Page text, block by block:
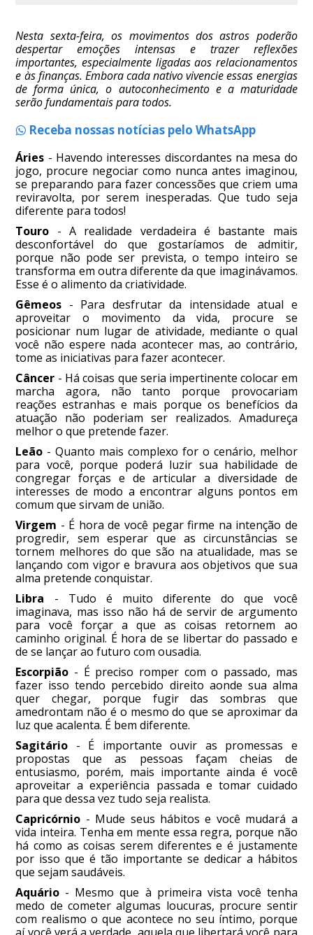
Nesta sexta-feira, os movimentos dos astros poderão
despertar emoções intensas e trazer reflexões
importantes, especialmente ligadas aos relacionamentos
e às finanças. Embora cada nativo vivencie essas energias
de forma única, o autoconhecimento e a maturidade
serão fundamentais para todos.
Receba nossas notícias pelo WhatsApp
Áries - Havendo interesses discordantes na mesa do
jogo, procure negociar como nunca antes imaginou,
se preparando para fazer concessões que criem uma
reviravolta, por serem inesperadas. Que tudo seja
diferente para todos!
Touro - A realidade verdadeira é bastante mais
desconfortável do que gostaríamos de admitir,
porque não pode ser prevista, o tempo inteiro se
transforma em outra diferente da que imaginávamos.
Esse é o alimento da criatividade.
Gêmeos - Para desfrutar da intensidade atual e
aproveitar o movimento da vida, procure se
posicionar num lugar de atividade, mediante o qual
você não espere nada acontecer mas, ao contrário,
tome as iniciativas para fazer acontecer.
Câncer - Há coisas que seria impertinente colocar em
marcha agora, não tanto porque provocariam
reações estranhas e mais porque os benefícios da
atuação não poderiam ser realizados. Amadureça
melhor o que pretende fazer.
Leão - Quanto mais complexo for o cenário, melhor
para você, porque poderá luzir sua habilidade de
congregar forças e de articular a diversidade de
interesses de modo a encontrar alguns pontos em
comum que sirvam de união.
Virgem - É hora de você pegar firme na intenção de
progredir, sem esperar que as circunstâncias se
tornem melhores do que são na atualidade, mas se
lançando com vigor e bravura aos objetivos que sua
alma pretende conquistar.
Libra - Tudo é muito diferente do que você
imaginava, mas isso não há de servir de argumento
para você forçar a que as coisas retornem ao
caminho original. É hora de se libertar do passado e
de se lançar ao futuro com ousadia.
Escorpião - É preciso romper com o passado, mas
fazer isso tendo percebido direito aonde sua alma
quer chegar, porque fugir das sombras que
amedrontam não é o mesmo do que se aproximar da
luz que acalenta. É bem diferente.
Sagitário - É importante ouvir as promessas e
propostas que as pessoas façam cheias de
entusiasmo, porém, mais importante ainda é você
aproveitar a experiência passada e tomar cuidado
para que dessa vez tudo seja realista.
Capricórnio - Mude seus hábitos e você mudará a
vida inteira. Tenha em mente essa regra, porque não
há como as coisas serem diferentes e é justamente
por isso que é tão importante se dedicar a hábitos
que sejam saudáveis.
Aquário - Mesmo que à primeira vista você tenha
medo de cometer algumas loucuras, procure sentir
com realismo o que acontece no seu íntimo, porque